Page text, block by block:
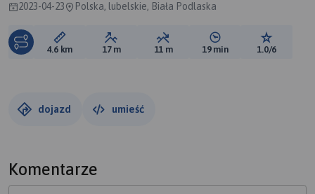
2023-04-23 Polska, lubelskie, Biała Podlaska
Długość trasy:
4.6 km Suma przewyższeń:
17 m Suma spadków:
11 m Średni czas potrzebny
19 min Ocena
1.0/6
dojazd umieść
Komentarze